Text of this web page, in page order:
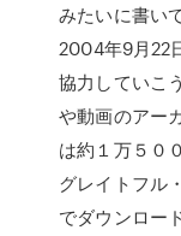
みたいに書い
2004年9月22
協力していこ
や動画のアー
は約１万５０
グレイトフル
でダウンロー